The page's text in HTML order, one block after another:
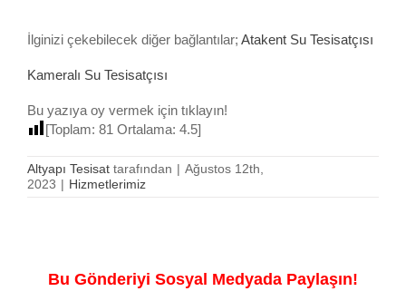
İlginizi çekebilecek diğer bağlantılar; Atakent Su Tesisatçısı
Kameralı Su Tesisatçısı
Bu yazıya oy vermek için tıklayın!
[Toplam: 81 Ortalama: 4.5]
Altyapı Tesisat tarafından | Ağustos 12th,
2023 | Hizmetlerimiz
Bu Gönderiyi Sosyal Medyada Paylaşın!